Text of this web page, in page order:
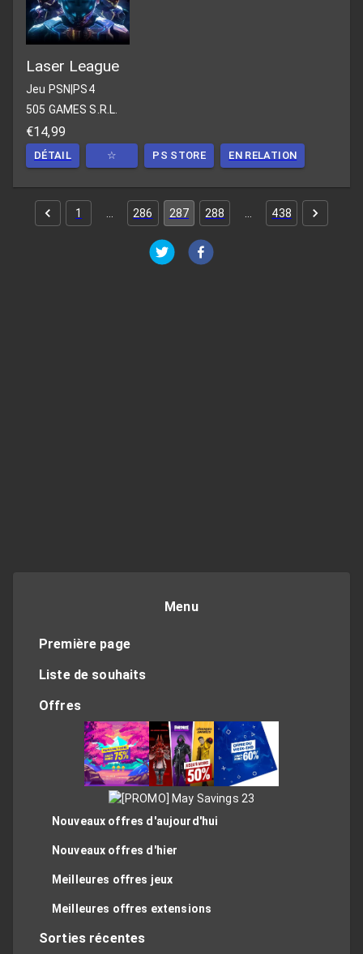
Laser League
Jeu PSN PS4
505 GAMES S.R.L.
€14,99
DÉTAIL ☆ PS STORE EN RELATION
1 … 286 287 288 … 438
Menu
Première page
Liste de souhaits
Offres
Nouveaux offres d'aujourd'hui
Nouveaux offres d'hier
Meilleures offres jeux
Meilleures offres extensions
Sorties récentes